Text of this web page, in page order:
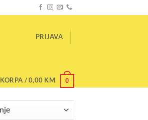
PRIJAVA
KORPA /0,00 KM 0